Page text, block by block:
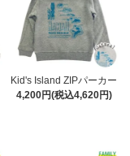
Kid's Island ZIPパーカー
4,200円(税込4,620円)